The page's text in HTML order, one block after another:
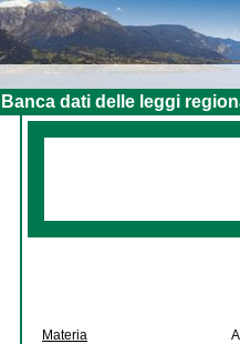
Banca dati delle leggi
Materia